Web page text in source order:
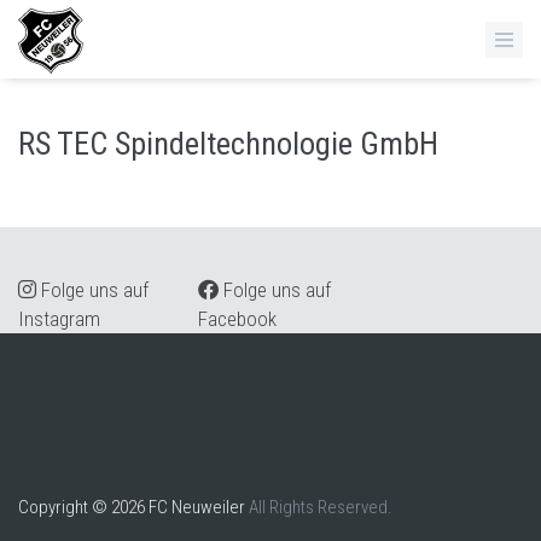
RS TEC Spindeltechnologie GmbH
Folge uns auf
Instagram
Folge uns auf
Facebook
Copyright © 2026 FC NeuweilerAll Rights Reserved.